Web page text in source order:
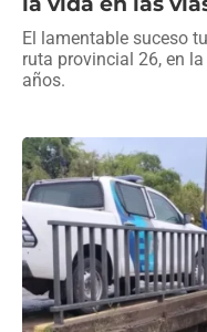
El lamentable suceso
ruta provincial 26, en
años.